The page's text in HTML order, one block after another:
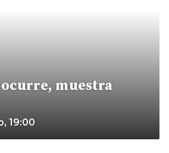
muestra
19:00